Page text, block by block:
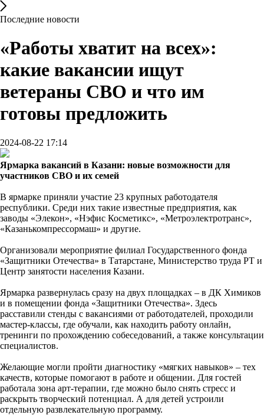
Последние новости
«Работы хватит на всех»:
какие вакансии ищут
ветераны СВО и что им
готовы предложить
2024-08-22 17:14
Ярмарка вакансий в Казани: новые возможности для
участников СВО и их семей
В ярмарке приняли участие 23 крупных работодателя
республики. Среди них такие известные предприятия, как
заводы «Элекон», «Нэфис Косметикс», «Метроэлектротранс»,
«Казанькомпрессормаш» и другие.
Организовали мероприятие филиал Государственного фонда
«Защитники Отечества» в Татарстане, Министерство труда РТ и
Центр занятости населения Казани.
Ярмарка развернулась сразу на двух площадках – в ДК Химиков
и в помещении фонда «Защитники Отечества». Здесь
расставили стенды с вакансиями от работодателей, проходили
мастер-классы, где обучали, как находить работу онлайн,
тренинги по прохождению собеседований, а также консультации
специалистов.
Желающие могли пройти диагностику «мягких навыков» – тех
качеств, которые помогают в работе и общении. Для гостей
работала зона арт-терапии, где можно было снять стресс и
раскрыть творческий потенциал. А для детей устроили
отдельную развлекательную программу.